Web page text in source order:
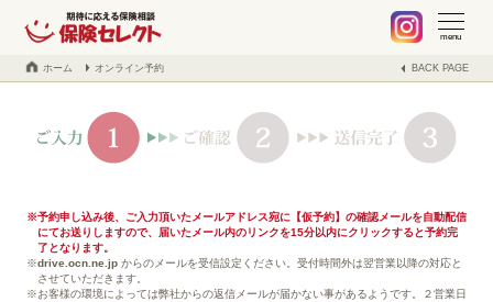
札幌 保険の不安や疑問、お気軽に何でもご相談ください。保険見
当社でご契約中のお客様へ
取扱保険会社
会社案内
不動産事業の紹介
ブログ
menu
ホーム オンライン予約 BACK PAGE
予約申し込み後、ご入力頂いたメールアドレス宛に【仮予約】の確認メールを自動配信
にてお送りしますので、届いたメール内のリンクを15分以内にクリックすると予約完
了となります。
drive.ocn.ne.jp からのメールを受信設定ください。受付時間外は翌営業以降の対応と
させていただきます。
お客様の環境によっては弊社からの返信メールが届かない事があるようです。２営業日